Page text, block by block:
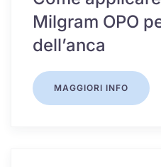
Milgram OPO
dell’anca
MAGGIORI INFO